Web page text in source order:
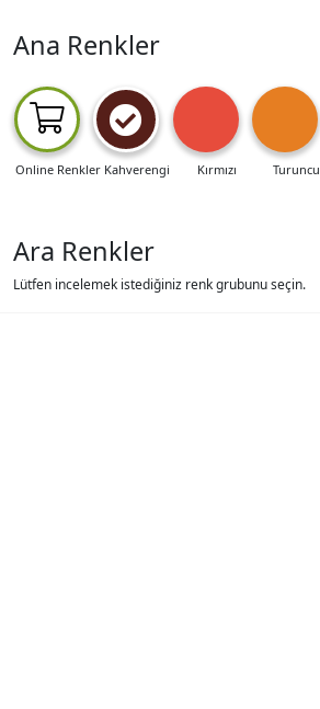
Ana Renkler
Online Renkler Kahverengi Kırmızı Turuncu
Ara Renkler
Lütfen incelemek istediğiniz renk grubunu seçin.